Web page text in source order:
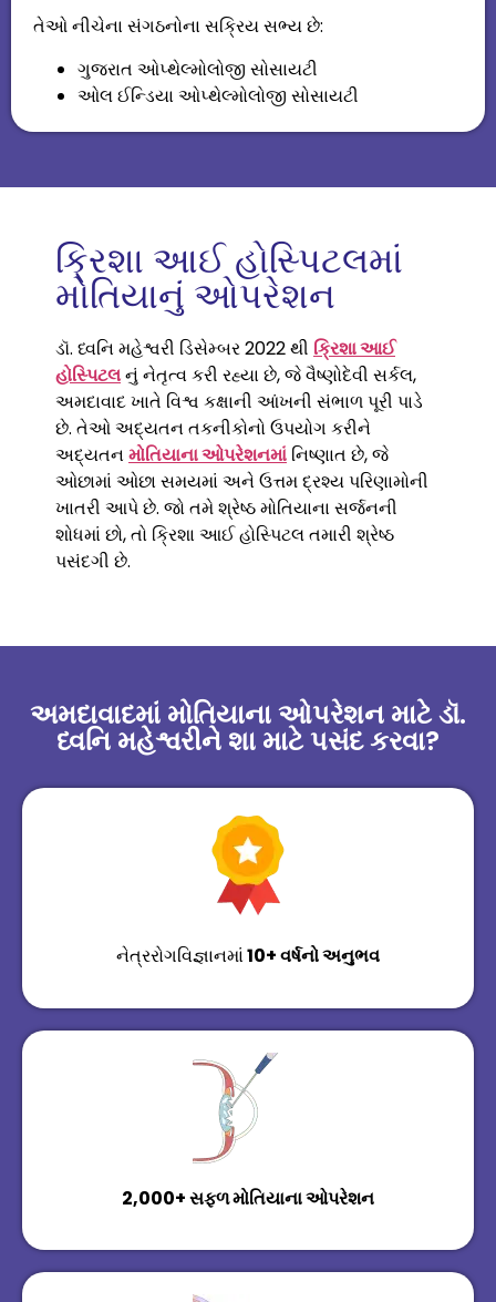
તેઓ નીચેના સંગઠનોના સક્રિય સભ્ય છે:
ગુજરાત ઓપ્થેલ્મોલોજી સોસાયટી
ઓલ ઈન્ડિયા ઓપ્થેલ્મોલોજી સોસાયટી
ક્રિશા આઈ હોસ્પિટલમાં
મોતિયાનું ઓપરેશન
ડૉ. ધ્વનિ મહેશ્વરી ડિસેમ્બર 2022 થી ક્રિશાઆઈ
હોસ્પિટલનું નેતૃત્વ કરી રહ્યા છે, જે વૈષ્ણોદેવી સર્કલ,
અમદાવાદ ખાતે વિશ્વ કક્ષાની આંખની સંભાળ પૂરી પાડે
છે. તેઓ અદ્યતન તકનીકોનો ઉપયોગ કરીને
અદ્યતનમોતિયાના ઓપરેશનમાં નિષ્ણાત છે, જે
ઓછામાં ઓછા સમયમાં અને ઉત્તમ દ્રશ્ય પરિણામોની
ખાતરી આપે છે. જો તમે શ્રેષ્ઠ મોતિયાના સર્જનની
શોધમાં છો, તો ક્રિશાઆઈ હોસ્પિટલ તમારી શ્રેષ્ઠ
પસંદગી છે.
અમદાવાદમાં મોતિયાના ઓપરેશન માટે ડૉ.
ધ્વનિ મહેશ્વરીને શા માટે પસંદ કરવા?
નેત્રરોગવિજ્ઞાનમાં10+ વર્ષનો અનુભવ
2,000+ સફળ મોતિયાના ઓપરેશન